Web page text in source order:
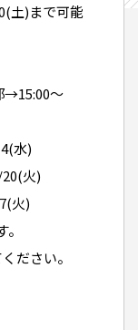
土)まで可能
→15:00〜
水)
火)
火)
ださい。